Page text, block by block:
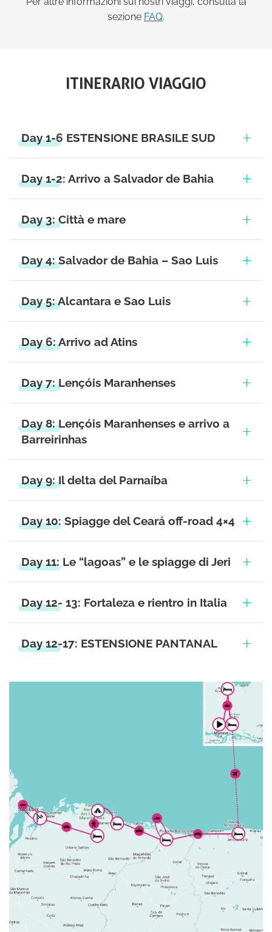
sezione FAQ.
ITINERARIO VIAGGIO
Day 1-6 ESTENSIONE BRASILE SUD
Day 1-2: Arrivo a Salvador de Bahia
Day 3: Città e mare
Day 4: Salvador de Bahia – Sao Luis
Day 5: Alcantara e Sao Luis
Day 6: Arrivo ad Atins
Day 7: Lençóis Maranhenses
Day 8: Lençóis Maranhenses e arrivo a
Barreirinhas
Day 9: Il delta del Parnaíba
Day 10: Spiagge del Ceará off-road 4×4
Day 11: Le “lagoas” e le spiagge di Jeri
Day 12- 13: Fortaleza e rientro in Italia
Day 12-17: ESTENSIONE PANTANAL